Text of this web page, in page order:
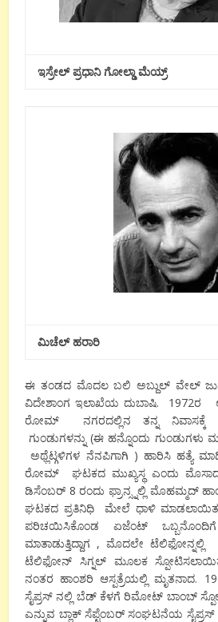
ಇಸ್ರೇಲ್ ಪ್ರಧಾನಿ ಗೋಲ್ಡಾ ಮೆಯ್ರ್
ಮಿಚೆಲ್ ಹರಾರಿ
ಈ ತಂಡದ ಮೊದಲ ಬಲಿ ಅಬ್ದುಲ್ ವೇಲ್
ವಿದೇಶಾಂಗ ಇಲಾಖೆಯ ದುಬಾಷಿ. 1972ರ
ರೋಮ್ ನಗರದಲ್ಲಿನ ತನ್ನ ನಿವಾಸಕ್ಕೆ
ಗುಂಡುಗಳನ್ನು (ಈ ಹನ್ನೊಂದು
ಅಥ್ಲೆಟ್ಗಳಿಗಳ ನೆನಪಿಗಾಗಿ ) ಹಾರಿಸಿ ಹತ್ಯೆ
ರೋಮ್ ಘಟಕದ ಮುಖ್ಯಸ್ಥ ಎಂದು
ಡಿಸೆಂಬರ್ 8 ರಂದು ಫ್ರಾನ್ಸ್ನಲ್ಲಿ ಮೊಹಮ್ಮದ್
ಘಟಕದ ಪ್ರತಿನಿಧಿ ಮೇಲೆ ಧಾಳಿ ಮಾಡಲಾಯಿತು.
ಪರಿಚಯಿಸಿಕೊಂಡ ಏಜೆಂಟ್ ಒಬ್ಬನೊಂದಿಗೆ
ಮಾತಾಡುತ್ತಿದ್ದಾಗ , ಮೊದಲೇ
ಟೆಲಿಫೋನ್ ಸಿಗ್ನಲ್ ಮೂಲಕ
ನಂತರ ಹಾಂಶರಿ ಆಸ್ಪತ್ರೆಯಲ್ಲಿ ಮೃತನಾದ.
ಸೈಪ್ರಸ್ ನಲ್ಲಿ ಬೆಡ್ ಕೆಳಗೆ ರಿಮೋಟ್ ಬಾಂಬ್
ಎನ್ನುವ ಬ್ಲಾಕ್ ಸೆಪ್ಟೆಂಬರ್ ಸಂಘಟನೆಯ